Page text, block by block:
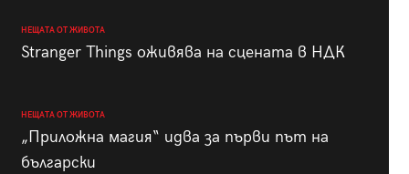
НЕЩАТА ОТ ЖИВОТА
Stranger Things оживява на сцената в НДК
НЕЩАТА ОТ ЖИВОТА
„Приложна магия“ идва за първи път на
български